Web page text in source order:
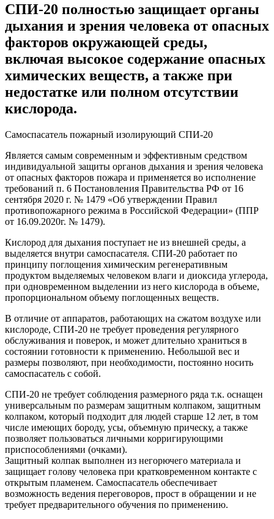
СПИ-20 полностью защищает органы
дыхания и зрения человека от опасных
факторов окружающей среды,
включая высокое содержание опасных
химических веществ, а также при
недостатке или полном отсутствии
кислорода.
Самоспасатель пожарный изолирующий СПИ-20
Является самым современным и эффективным средством
индивидуальной защиты органов дыхания и зрения человека
от опасных факторов пожара и применяется во исполнение
требований п. 6 Постановления Правительства РФ от 16
сентября 2020 г. № 1479 «Об утверждении Правил
противопожарного режима в Российской Федерации» (ППР
от 16.09.2020г. № 1479).
Кислород для дыхания поступает не из внешней среды, а
выделяется внутри самоспасателя. СПИ-20 работает по
принципу поглощения химическим регенеративным
продуктом выделяемых человеком влаги и диоксида углерода,
при одновременном выделении из него кислорода в объеме,
пропорциональном объему поглощенных веществ.
В отличие от аппаратов, работающих на сжатом воздухе или
кислороде, СПИ-20 не требует проведения регулярного
обслуживания и поверок, и может длительно храниться в
состоянии готовности к применению. Небольшой вес и
размеры позволяют, при необходимости, постоянно носить
самоспасатель с собой.
СПИ-20 не требует соблюдения размерного ряда т.к. оснащен
универсальным по размерам защитным колпаком, защитным
колпаком, который подходит для людей старше 12 лет, в том
числе имеющих бороду, усы, объемную прическу, а также
позволяет пользоваться личными корригирующими
приспособлениями (очками).
Защитный колпак выполнен из негорючего материала и
защищает голову человека при кратковременном контакте с
открытым пламенем. Самоспасатель обеспечивает
возможность ведения переговоров, прост в обращении и не
требует предварительного обучения по применению.